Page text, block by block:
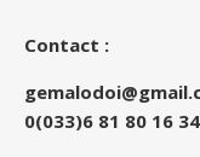
Contact :
0(033)6 81 80 16 34